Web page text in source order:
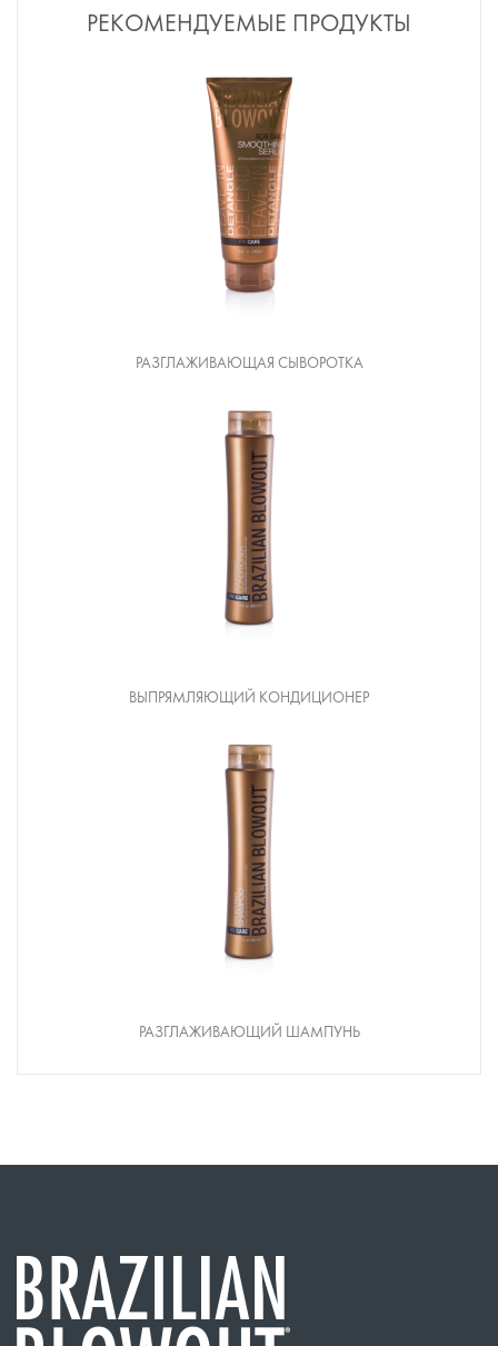
РЕКОМЕНДУЕМЫЕ ПРОДУКТЫ
РАЗГЛАЖИВАЮЩАЯ СЫВОРОТКА
ВЫПРЯМЛЯЮЩИЙ КОНДИЦИОНЕР
РАЗГЛАЖИВАЮЩИЙ ШАМПУНЬ